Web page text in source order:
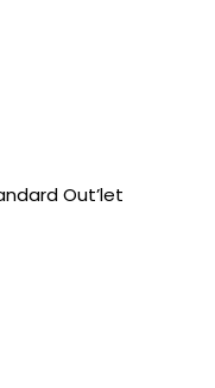
Out’let